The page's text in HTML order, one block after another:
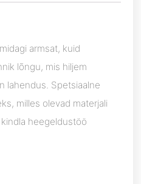
armsat, kuid
lõngu, mis hiljem
lahendus. Spetsiaalne
milles olevad materjali
heegeldustöö